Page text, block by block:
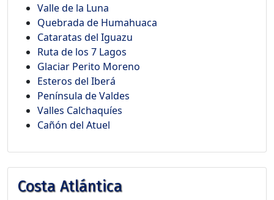
Valle de la Luna
Quebrada de Humahuaca
Cataratas del Iguazu
Ruta de los 7 Lagos
Glaciar Perito Moreno
Esteros del Iberá
Península de Valdes
Valles Calchaquíes
Cañón del Atuel
Costa Atlántica